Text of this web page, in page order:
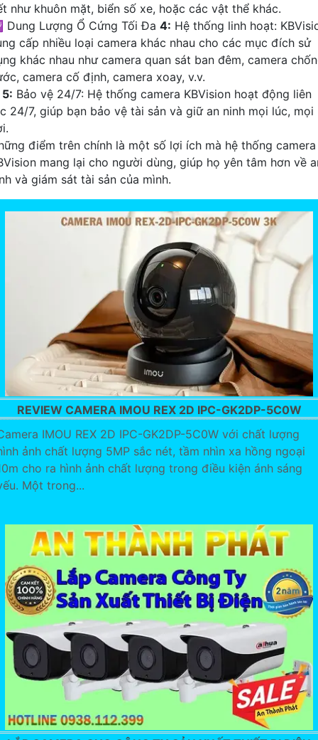
như khuôn mặt, biển số xe, hoặc các vật thể khác.
Dung Lượng Ổ Cứng Tối Đa 4: Hệ thống linh hoạt:
cấp nhiều loại camera khác nhau cho các mục đích sử
khác nhau như camera quan sát ban đêm, camera
camera cố định, camera xoay, v.v.
5: Bảo vệ 24/7: Hệ thống camera KBVision hoạt động liên
24/7, giúp bạn bảo vệ tài sản và giữ an ninh mọi lúc, mọi
điểm trên chính là một số lợi ích mà hệ thống camera
mang lại cho người dùng, giúp họ yên tâm hơn về
và giám sát tài sản của mình.
REVIEW CAMERA IMOU REX 2D IPC-GK2DP-5C0W
IMOU REX 2D IPC-GK2DP-5C0W với chất lượng
ảnh chất lượng 5MP sắc nét, tầm nhìn xa hồng ngoại
cho ra hình ảnh chất lượng trong điều kiện ánh sáng
Một trong...